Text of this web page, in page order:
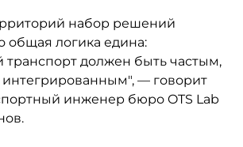
набор решений
общая логика едина:
транспорт должен быть частым,
— говорит
инженер бюро OTS Lab